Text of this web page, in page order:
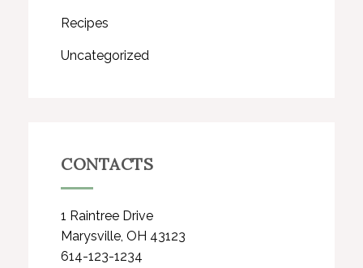
Recipes
Uncategorized
CONTACTS
1 Raintree Drive
Marysville, OH 43123
614-123-1234